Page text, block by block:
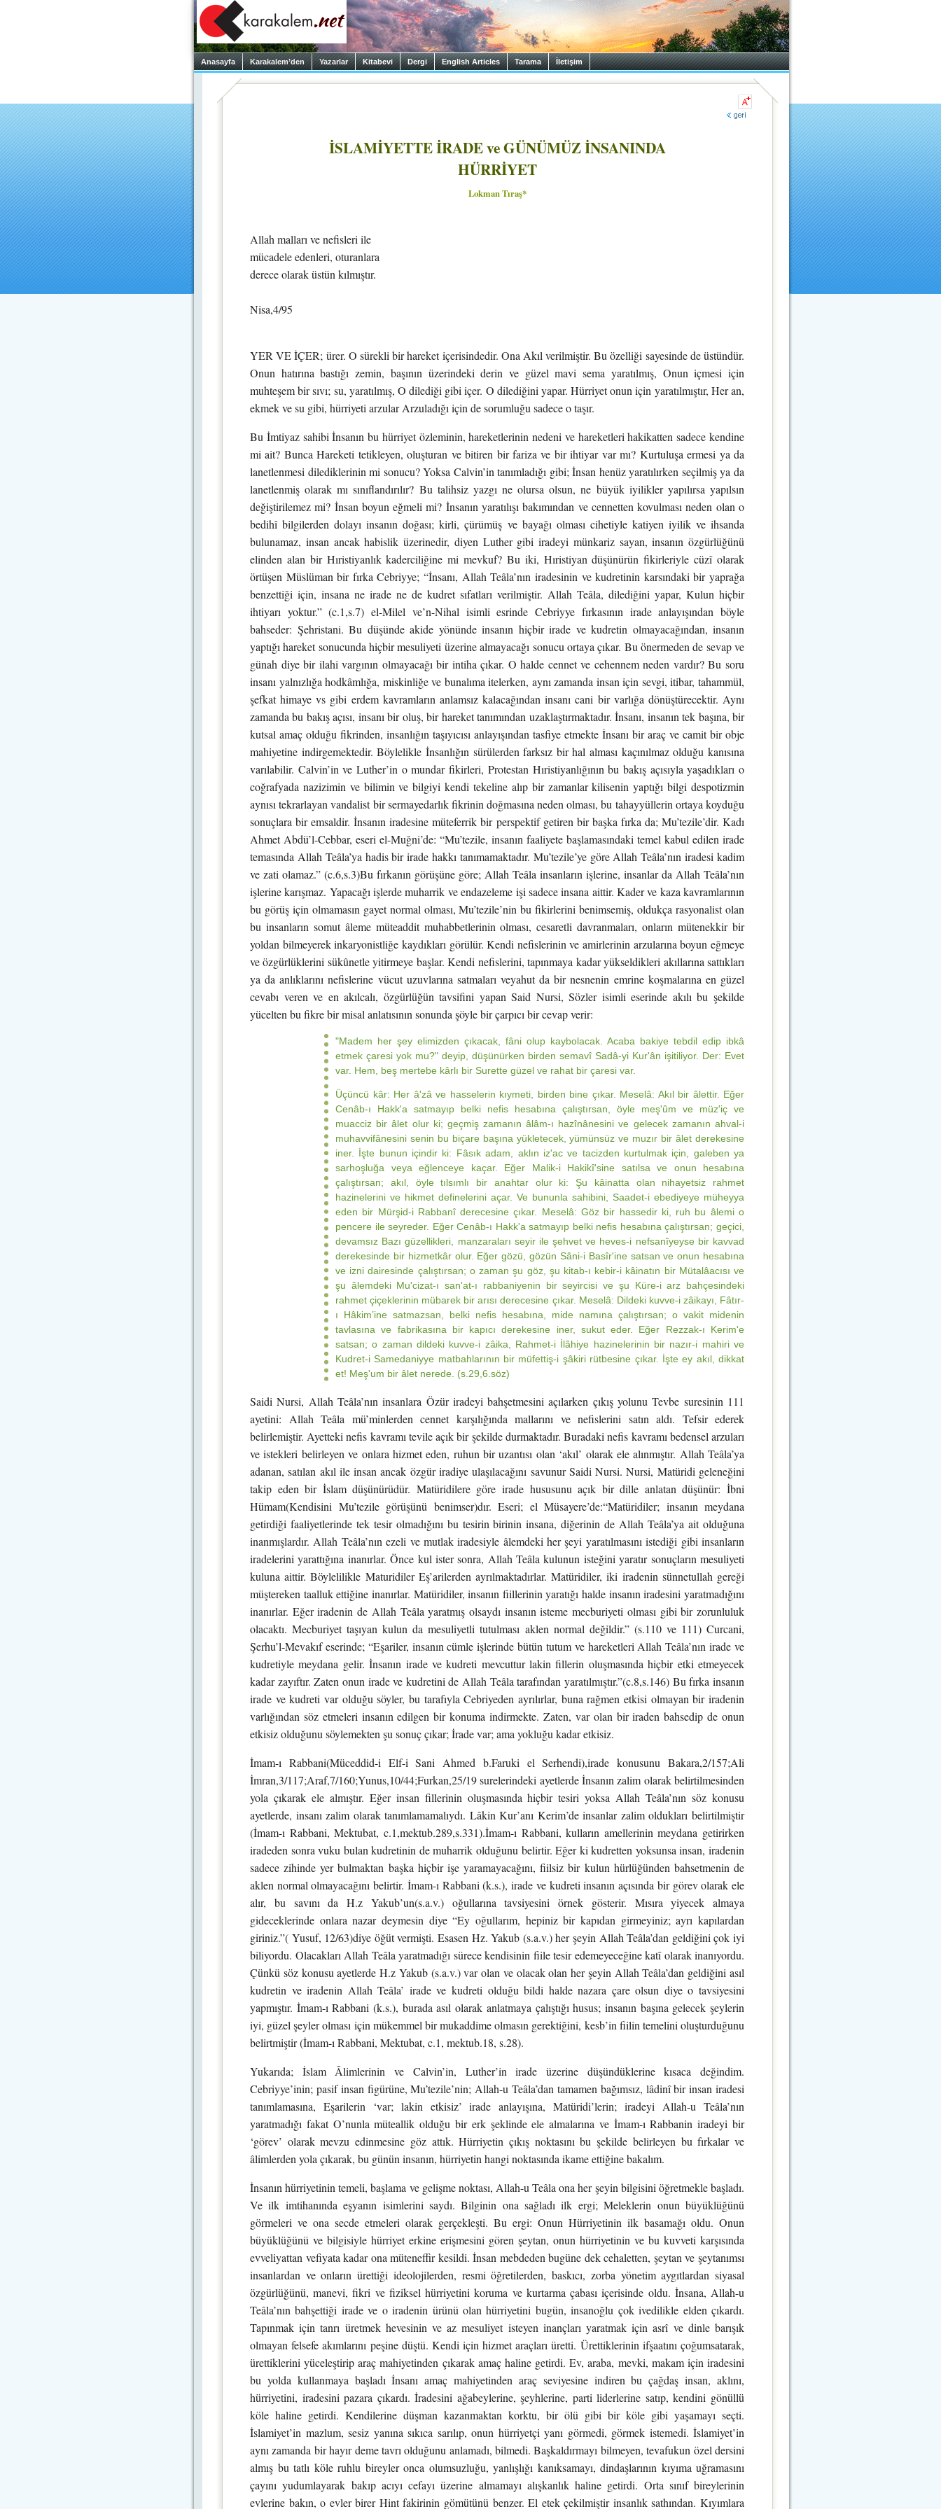
Anasayfa Karakalem’den Yazarlar Kitabevi Dergi English Articles Tarama İletişim
İSLAMİYETTE İRADE ve GÜNÜMÜZ İNSANINDA
HÜRRİYET
Lokman Tıraş*
Allah malları ve nefisleri ile
mücadele edenleri, oturanlara
derece olarak üstün kılmıştır.
Nisa,4/95
YER VE İÇER; ürer. O sürekli bir hareket içerisindedir. Ona Akıl verilmiştir. Bu özelliği sayesinde de üstündür.
Onun hatırına bastığı zemin, başının üzerindeki derin ve güzel mavi sema yaratılmış, Onun içmesi için
muhteşem bir sıvı; su, yaratılmış, O dilediği gibi içer. O dilediğini yapar. Hürriyet onun için yaratılmıştır, Her an,
ekmek ve su gibi, hürriyeti arzular Arzuladığı için de sorumluğu sadece o taşır.
Bu İmtiyaz sahibi İnsanın bu hürriyet özleminin, hareketlerinin nedeni ve hareketleri hakikatten sadece kendine
mi ait? Bunca Hareketi tetikleyen, oluşturan ve bitiren bir fariza ve bir ihtiyar var mı? Kurtuluşa ermesi ya da
lanetlenmesi dilediklerinin mi sonucu? Yoksa Calvin’in tanımladığı gibi; İnsan henüz yaratılırken seçilmiş ya da
lanetlenmiş olarak mı sınıflandırılır? Bu talihsiz yazgı ne olursa olsun, ne büyük iyilikler yapılırsa yapılsın
değiştirilemez mi? İnsan boyun eğmeli mi? İnsanın yaratılışı bakımından ve cennetten kovulması neden olan o
bedihî bilgilerden dolayı insanın doğası; kirli, çürümüş ve bayağı olması cihetiyle katiyen iyilik ve ihsanda
bulunamaz, insan ancak habislik üzerinedir, diyen Luther gibi iradeyi münkariz sayan, insanın özgürlüğünü
elinden alan bir Hıristiyanlık kaderciliğine mi mevkuf? Bu iki, Hıristiyan düşünürün fikirleriyle cüzî olarak
örtüşen Müslüman bir fırka Cebriyye; “İnsanı, Allah Teâla’nın iradesinin ve kudretinin karsındaki bir yaprağa
benzettiği için, insana ne irade ne de kudret sıfatları verilmiştir. Allah Teâla, dilediğini yapar, Kulun hiçbir
ihtiyarı yoktur.” (c.1,s.7) el-Milel ve’n-Nihal isimli esrinde Cebriyye fırkasının irade anlayışından böyle
bahseder: Şehristani. Bu düşünde akide yönünde insanın hiçbir irade ve kudretin olmayacağından, insanın
yaptığı hareket sonucunda hiçbir mesuliyeti üzerine almayacağı sonucu ortaya çıkar. Bu önermeden de sevap ve
günah diye bir ilahi vargının olmayacağı bir intiha çıkar. O halde cennet ve cehennem neden vardır? Bu soru
insanı yalnızlığa hodkâmlığa, miskinliğe ve bunalıma itelerken, aynı zamanda insan için sevgi, itibar, tahammül,
şefkat himaye vs gibi erdem kavramların anlamsız kalacağından insanı cani bir varlığa dönüştürecektir. Aynı
zamanda bu bakış açısı, insanı bir oluş, bir hareket tanımından uzaklaştırmaktadır. İnsanı, insanın tek başına, bir
kutsal amaç olduğu fikrinden, insanlığın taşıyıcısı anlayışından tasfiye etmekte İnsanı bir araç ve camit bir obje
mahiyetine indirgemektedir. Böylelikle İnsanlığın sürülerden farksız bir hal alması kaçınılmaz olduğu kanısına
varılabilir. Calvin’in ve Luther’in o mundar fikirleri, Protestan Hıristiyanlığının bu bakış açısıyla yaşadıkları o
coğrafyada nazizimin ve bilimin ve bilgiyi kendi tekeline alıp bir zamanlar kilisenin yaptığı bilgi despotizmin
aynısı tekrarlayan vandalist bir sermayedarlık fikrinin doğmasına neden olması, bu tahayyüllerin ortaya koyduğu
sonuçlara bir emsaldir. İnsanın iradesine müteferrik bir perspektif getiren bir başka fırka da; Mu’tezile’dir. Kadı
Ahmet Abdü’l-Cebbar, eseri el-Muğni’de: “Mu’tezile, insanın faaliyete başlamasındaki temel kabul edilen irade
temasında Allah Teâla’ya hadis bir irade hakkı tanımamaktadır. Mu’tezile’ye göre Allah Teâla’nın iradesi kadim
ve zati olamaz.” (c.6,s.3)Bu fırkanın görüşüne göre; Allah Teâla insanların işlerine, insanlar da Allah Teâla’nın
işlerine karışmaz. Yapacağı işlerde muharrik ve endazeleme işi sadece insana aittir. Kader ve kaza kavramlarının
bu görüş için olmamasın gayet normal olması, Mu’tezile’nin bu fikirlerini benimsemiş, oldukça rasyonalist olan
bu insanların somut âleme müteaddit muhabbetlerinin olması, cesaretli davranmaları, onların mütenekkir bir
yoldan bilmeyerek inkaryonistliğe kaydıkları görülür. Kendi nefislerinin ve amirlerinin arzularına boyun eğmeye
ve özgürlüklerini sükûnetle yitirmeye başlar. Kendi nefislerini, tapınmaya kadar yükseldikleri akıllarına sattıkları
ya da anlıklarını nefislerine vücut uzuvlarına satmaları veyahut da bir nesnenin emrine koşmalarına en güzel
cevabı veren ve en akılcalı, özgürlüğün tavsifini yapan Said Nursi, Sözler isimli eserinde akılı bu şekilde
yücelten bu fikre bir misal anlatısının sonunda şöyle bir çarpıcı bir cevap verir:
"Madem her şey elimizden çıkacak, fâni olup kaybolacak. Acaba bakiye tebdil edip ibkâ
etmek çaresi yok mu?" deyip, düşünürken birden semavî Sadâ-yi Kur'ân işitiliyor. Der: Evet
var. Hem, beş mertebe kârlı bir Surette güzel ve rahat bir çaresi var.
Üçüncü kâr: Her â'zâ ve hasselerin kıymeti, birden bine çıkar. Meselâ: Akıl bir âlettir. Eğer
Cenâb-ı Hakk'a satmayıp belki nefis hesabına çalıştırsan, öyle meş'ûm ve müz'iç ve
muacciz bir âlet olur ki; geçmiş zamanın âlâm-ı hazînânesini ve gelecek zamanın ahval-i
muhavvifânesini senin bu biçare başına yükletecek, yümünsüz ve muzır bir âlet derekesine
iner. İşte bunun içindir ki: Fâsık adam, aklın iz'ac ve tacizden kurtulmak için, galeben ya
sarhoşluğa veya eğlenceye kaçar. Eğer Malik-i Hakikî'sine satılsa ve onun hesabına
çalıştırsan; akıl, öyle tılsımlı bir anahtar olur ki: Şu kâinatta olan nihayetsiz rahmet
hazinelerini ve hikmet definelerini açar. Ve bununla sahibini, Saadet-i ebediyeye müheyya
eden bir Mürşid-i Rabbanî derecesine çıkar. Meselâ: Göz bir hassedir ki, ruh bu âlemi o
pencere ile seyreder. Eğer Cenâb-ı Hakk'a satmayıp belki nefis hesabına çalıştırsan; geçici,
devamsız Bazı güzellikleri, manzaraları seyir ile şehvet ve heves-i nefsanîyeyse bir kavvad
derekesinde bir hizmetkâr olur. Eğer gözü, gözün Sâni-i Basîr'ine satsan ve onun hesabına
ve izni dairesinde çalıştırsan; o zaman şu göz, şu kitab-ı kebir-i kâinatın bir Mütalâacısı ve
şu âlemdeki Mu'cizat-ı san'at-ı rabbaniyenin bir seyircisi ve şu Küre-i arz bahçesindeki
rahmet çiçeklerinin mübarek bir arısı derecesine çıkar. Meselâ: Dildeki kuvve-i zâikayı, Fâtır-
ı Hâkim’ine satmazsan, belki nefis hesabına, mide namına çalıştırsan; o vakit midenin
tavlasına ve fabrikasına bir kapıcı derekesine iner, sukut eder. Eğer Rezzak-ı Kerim'e
satsan; o zaman dildeki kuvve-i zâika, Rahmet-i İlâhiye hazinelerinin bir nazır-i mahiri ve
Kudret-i Samedaniyye matbahlarının bir müfettiş-i şâkiri rütbesine çıkar. İşte ey akıl, dikkat
et! Meş'um bir âlet nerede. (s.29,6.söz)
Saidi Nursi, Allah Teâla’nın insanlara Özür iradeyi bahşetmesini açılarken çıkış yolunu Tevbe suresinin 111
ayetini: Allah Teâla mü’minlerden cennet karşılığında mallarını ve nefislerini satın aldı. Tefsir ederek
belirlemiştir. Ayetteki nefis kavramı tevile açık bir şekilde durmaktadır. Buradaki nefis kavramı bedensel arzuları
ve istekleri belirleyen ve onlara hizmet eden, ruhun bir uzantısı olan ‘akıl’ olarak ele alınmıştır. Allah Teâla’ya
adanan, satılan akıl ile insan ancak özgür iradiye ulaşılacağını savunur Saidi Nursi. Nursi, Matüridi geleneğini
takip eden bir İslam düşünürüdür. Matüridilere göre irade hususunu açık bir dille anlatan düşünür: İbni
Hümam(Kendisini Mu’tezile görüşünü benimser)dır. Eseri; el Müsayere’de:“Matüridiler; insanın meydana
getirdiği faaliyetlerinde tek tesir olmadığını bu tesirin birinin insana, diğerinin de Allah Teâla’ya ait olduğuna
inanmışlardır. Allah Teâla’nın ezeli ve mutlak iradesiyle âlemdeki her şeyi yaratılmasını istediği gibi insanların
iradelerini yarattığına inanırlar. Önce kul ister sonra, Allah Teâla kulunun isteğini yaratır sonuçların mesuliyeti
kuluna aittir. Böylelilikle Maturidiler Eş’arilerden ayrılmaktadırlar. Matüridiler, iki iradenin sünnetullah gereği
müştereken taalluk ettiğine inanırlar. Matüridiler, insanın fiillerinin yaratığı halde insanın iradesini yaratmadığını
inanırlar. Eğer iradenin de Allah Teâla yaratmış olsaydı insanın isteme mecburiyeti olması gibi bir zorunluluk
olacaktı. Mecburiyet taşıyan kulun da mesuliyetli tutulması aklen normal değildir.” (s.110 ve 111) Curcani,
Şerhu’l-Mevakıf eserinde; “Eşariler, insanın cümle işlerinde bütün tutum ve hareketleri Allah Teâla’nın irade ve
kudretiyle meydana gelir. İnsanın irade ve kudreti mevcuttur lakin fillerin oluşmasında hiçbir etki etmeyecek
kadar zayıftır. Zaten onun irade ve kudretini de Allah Teâla tarafından yaratılmıştır.”(c.8,s.146) Bu fırka insanın
irade ve kudreti var olduğu söyler, bu tarafıyla Cebriyeden ayrılırlar, buna rağmen etkisi olmayan bir iradenin
varlığından söz etmeleri insanın edilgen bir konuma indirmekte. Zaten, var olan bir iraden bahsedip de onun
etkisiz olduğunu söylemekten şu sonuç çıkar; İrade var; ama yokluğu kadar etkisiz.
İmam-ı Rabbani(Müceddid-i Elf-i Sani Ahmed b.Faruki el Serhendi),irade konusunu Bakara,2/157;Ali
İmran,3/117;Araf,7/160;Yunus,10/44;Furkan,25/19 surelerindeki ayetlerde İnsanın zalim olarak belirtilmesinden
yola çıkarak ele almıştır. Eğer insan fillerinin oluşmasında hiçbir tesiri yoksa Allah Teâla’nın söz konusu
ayetlerde, insanı zalim olarak tanımlamamalıydı. Lâkin Kur’anı Kerim’de insanlar zalim oldukları belirtilmiştir
(İmam-ı Rabbani, Mektubat, c.1,mektub.289,s.331).İmam-ı Rabbani, kulların amellerinin meydana getirirken
iradeden sonra vuku bulan kudretinin de muharrik olduğunu belirtir. Eğer ki kudretten yoksunsa insan, iradenin
sadece zihinde yer bulmaktan başka hiçbir işe yaramayacağını, fiilsiz bir kulun hürlüğünden bahsetmenin de
aklen normal olmayacağını belirtir. İmam-ı Rabbani (k.s.), irade ve kudreti insanın açısında bir görev olarak ele
alır, bu savını da H.z Yakub’un(s.a.v.) oğullarına tavsiyesini örnek gösterir. Mısıra yiyecek almaya
gideceklerinde onlara nazar deymesin diye “Ey oğullarım, hepiniz bir kapıdan girmeyiniz; ayrı kapılardan
giriniz.”( Yusuf, 12/63)diye öğüt vermişti. Esasen Hz. Yakub (s.a.v.) her şeyin Allah Teâla’dan geldiğini çok iyi
biliyordu. Olacakları Allah Teâla yaratmadığı sürece kendisinin fiile tesir edemeyeceğine katî olarak inanıyordu.
Çünkü söz konusu ayetlerde H.z Yakub (s.a.v.) var olan ve olacak olan her şeyin Allah Teâla’dan geldiğini asıl
kudretin ve iradenin Allah Teâla’ irade ve kudreti olduğu bildi halde nazara çare olsun diye o tavsiyesini
yapmıştır. İmam-ı Rabbani (k.s.), burada asıl olarak anlatmaya çalıştığı husus; insanın başına gelecek şeylerin
iyi, güzel şeyler olması için mükemmel bir mukaddime olmasın gerektiğini, kesb’in fiilin temelini oluşturduğunu
belirtmiştir (İmam-ı Rabbani, Mektubat, c.1, mektub.18, s.28).
Yukarıda; İslam Âlimlerinin ve Calvin’in, Luther’in irade üzerine düşündüklerine kısaca değindim.
Cebriyye’inin; pasif insan figürüne, Mu’tezile’nin; Allah-u Teâla’dan tamamen bağımsız, lâdinî bir insan iradesi
tanımlamasına, Eşarilerin ‘var; lakin etkisiz’ irade anlayışına, Matüridi’lerin; iradeyi Allah-u Teâla’nın
yaratmadığı fakat O’nunla müteallik olduğu bir erk şeklinde ele almalarına ve İmam-ı Rabbanin iradeyi bir
‘görev’ olarak mevzu edinmesine göz attık. Hürriyetin çıkış noktasını bu şekilde belirleyen bu fırkalar ve
âlimlerden yola çıkarak, bu günün insanın, hürriyetin hangi noktasında ikame ettiğine bakalım.
İnsanın hürriyetinin temeli, başlama ve gelişme noktası, Allah-u Teâla ona her şeyin bilgisini öğretmekle başladı.
Ve ilk imtihanında eşyanın isimlerini saydı. Bilginin ona sağladı ilk ergi; Meleklerin onun büyüklüğünü
görmeleri ve ona secde etmeleri olarak gerçekleşti. Bu ergi: Onun Hürriyetinin ilk basamağı oldu. Onun
büyüklüğünü ve bilgisiyle hürriyet erkine erişmesini gören şeytan, onun hürriyetinin ve bu kuvveti karşısında
evveliyattan vefiyata kadar ona müteneffir kesildi. İnsan mebdeden bugüne dek cehaletten, şeytan ve şeytanımsı
insanlardan ve onların ürettiği ideolojilerden, resmi öğretilerden, baskıcı, zorba yönetim aygıtlardan siyasal
özgürlüğünü, manevi, fikri ve fiziksel hürriyetini koruma ve kurtarma çabası içerisinde oldu. İnsana, Allah-u
Teâla’nın bahşettiği irade ve o iradenin ürünü olan hürriyetini bugün, insanoğlu çok ivedilikle elden çıkardı.
Tapınmak için tanrı üretmek hevesinin ve az mesuliyet isteyen inançları yaratmak için asrî ve dinle barışık
olmayan felsefe akımlarını peşine düştü. Kendi için hizmet araçları üretti. Ürettiklerinin ifşaatını çoğumsatarak,
ürettiklerini yüceleştirip araç mahiyetinden çıkarak amaç haline getirdi. Ev, araba, mevki, makam için iradesini
bu yolda kullanmaya başladı İnsanı amaç mahiyetinden araç seviyesine indiren bu çağdaş insan, aklını,
hürriyetini, iradesini pazara çıkardı. İradesini ağabeylerine, şeyhlerine, parti liderlerine satıp, kendini gönüllü
köle haline getirdi. Kendilerine düşman kazanmaktan korktu, bir ölü gibi bir köle gibi yaşamayı seçti.
İslamiyet’in mazlum, sesiz yanına sıkıca sarılıp, onun hürriyetçi yanı görmedi, görmek istemedi. İslamiyet’in
aynı zamanda bir hayır deme tavrı olduğunu anlamadı, bilmedi. Başkaldırmayı bilmeyen, tevafukun özel dersini
almış bu tatlı köle ruhlu bireyler onca olumsuzluğu, yanlışlığı kanıksamayı, dindaşlarının kıyıma uğramasını
çayını yudumlayarak bakıp acıyı cefayı üzerine almamayı alışkanlık haline getirdi. Orta sınıf bireylerinin
evlerine bakın, o evler birer Hint fakirinin gömütünü benzer. El etek çekilmiştir insanlık sathından. Kıyımlara